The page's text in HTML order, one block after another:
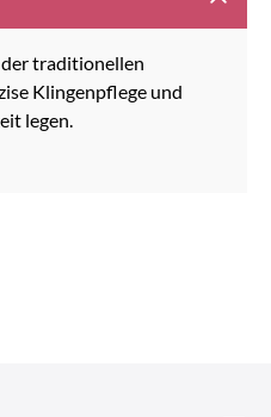
traditionellen
Klingenpflege und
legen.